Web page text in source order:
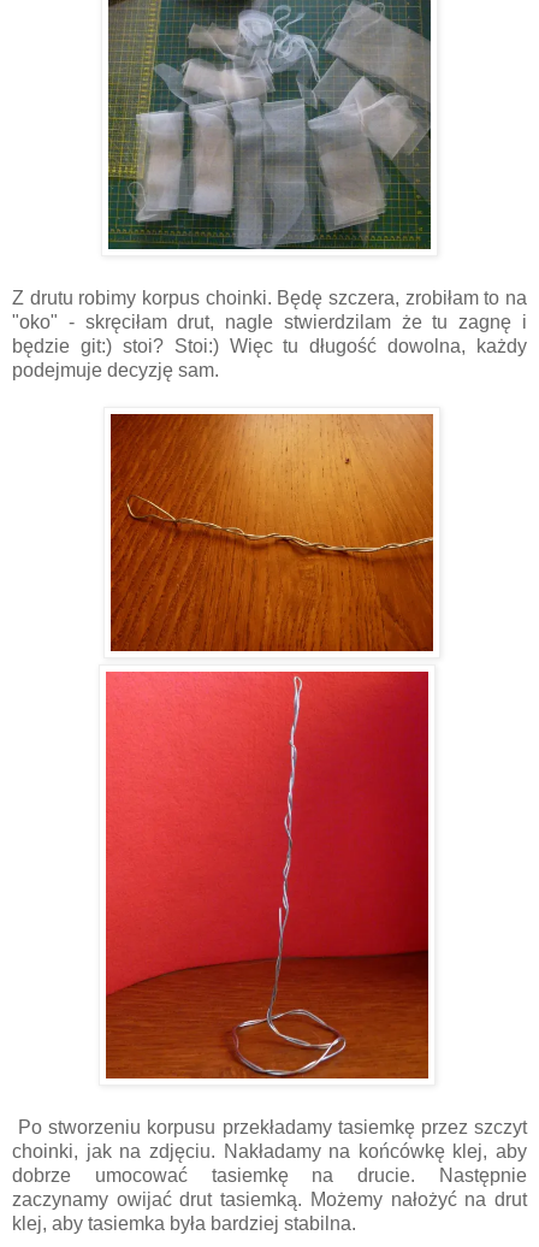
Z drutu robimy korpus choinki. Będę szczera, zrobiłam to na
"oko" - skręciłam drut, nagle stwierdzilam że tu zagnę i
będzie git:) stoi? Stoi:) Więc tu długość dowolna, każdy
podejmuje decyzję sam.
Po stworzeniu korpusu przekładamy tasiemkę przez szczyt
choinki, jak na zdjęciu. Nakładamy na końcówkę klej, aby
dobrze umocować tasiemkę na drucie. Następnie
zaczynamy owijać drut tasiemką. Możemy nałożyć na drut
klej, aby tasiemka była bardziej stabilna.